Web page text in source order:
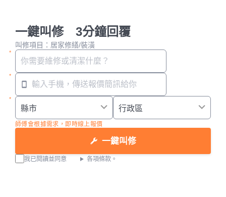
一鍵叫修 3分鐘回覆
叫修項目：居家修繕/裝潢
師傅會根據需求，即時線上報價
一鍵叫修
我已閱讀並同意 各項條款。